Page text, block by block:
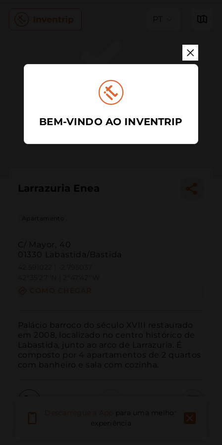
PT
Larrazuria Enea
Apartamento
C/ Mayor, 40
01330 Labastida/Bastida
Palácio barroco do século XVIII restaurado
em 2008, localizado no centro histórico de
Labastida, junto ao arco de Larrazuria. É
composto por 4 apartamentos de 2 quartos
com banheiro e sala com cozinha.
E-mail
para uma melhor
experiência
BEM-VINDO AO INVENTRIP